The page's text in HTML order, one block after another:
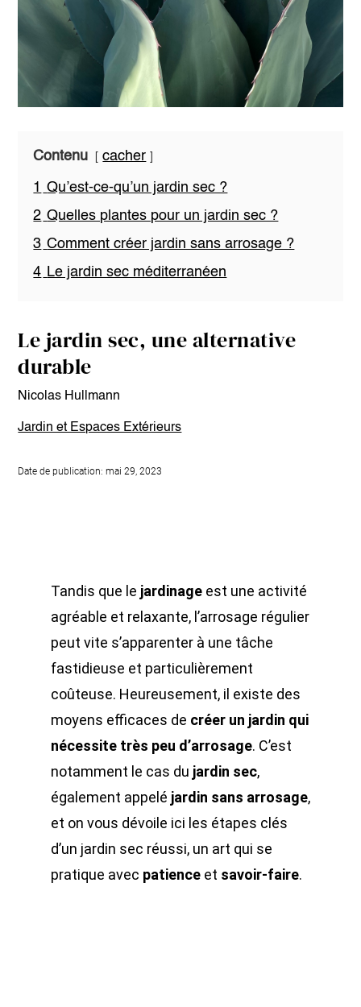
Contenu cacher
1
Qu’est-ce-qu’un jardin sec ?
2 Quelles plantes pour un jardin sec ?
3 Comment créer jardin sans arrosage ?
4 Le jardin sec méditerranéen
Le jardin sec, une alternative
durable
Nicolas Hullmann
Jardin et Espaces Extérieurs
Date de publication: mai 29, 2023
Tandis que le jardinageest une activité
agréable et relaxante, l’arrosage régulier
peut vite s’apparenter à une tâche
fastidieuse et particulièrement
coûteuse. Heureusement, il existe des
moyens efficaces de créer un jardin qui
nécessite très peu d’arrosage. C’est
notamment le cas du jardin sec,
également appelé jardin sans arrosage,
et on vous dévoile ici les étapes clés
d’un jardin sec réussi, un art qui se
pratique avec patienceet savoir-faire.